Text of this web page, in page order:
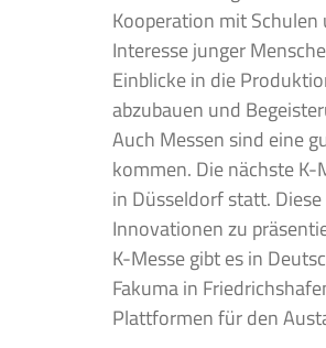
Kooperation mit
Interesse junger
Einblicke in die
abzubauen und
Auch Messen sind eine
kommen. Die nächste
in Düsseldorf statt.
Innovationen zu
K-Messe gibt es in
Fakuma in
Plattformen für den